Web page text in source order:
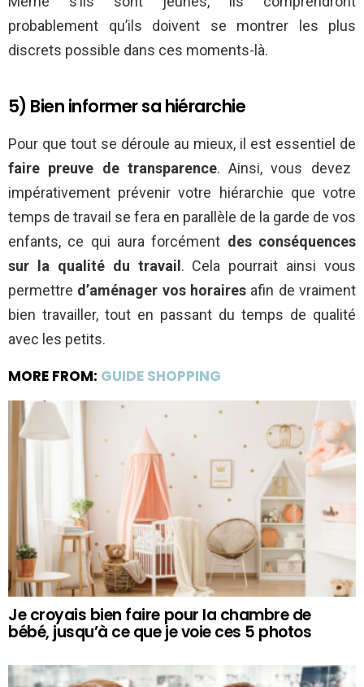
probablement qu’ils doivent se montrer les plus
discrets possible dans ces moments-là.
5) Bien informer sa hiérarchie
Pour que tout se déroule au mieux, il est essentiel de
faire preuve de transparence. Ainsi, vous devez
impérativement prévenir votre hiérarchie que votre
temps de travail se fera en parallèle de la garde de vos
enfants, ce qui aura forcément des conséquences
sur la qualité du travail . Cela pourrait ainsi vous
permettre d’aménager vos horaires afin de vraiment
bien travailler, tout en passant du temps de qualité
avec les petits.
MORE FROM: GUIDE SHOPPING
Je croyais bien faire pour la chambre de
bébé, jusqu’à ce que je voie ces 5 photos